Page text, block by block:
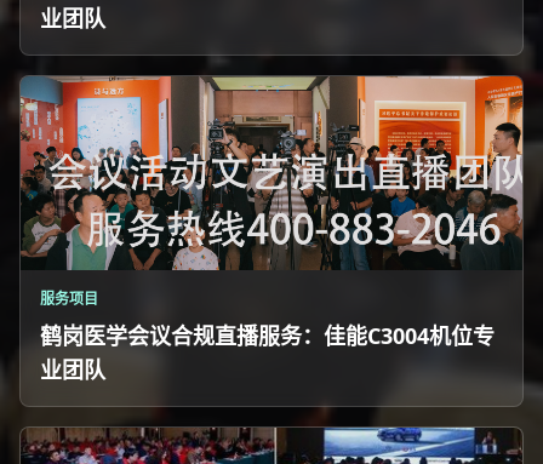
业团队
服务项目
鹤岗医学会议合规直播服务：佳能C3004机位专
业团队